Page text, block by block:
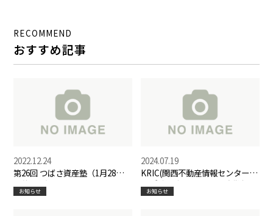
壇します。
RECOMMEND
おすすめ記事
第26回 つばさ資産塾（1月28日）
開催のお知らせ
2022.12.24
お知らせ
KRIC(関西不動産情報センター)
の 兵庫部会で代表岡原が講演さ
せて頂きました
2024.07.19
お知らせ